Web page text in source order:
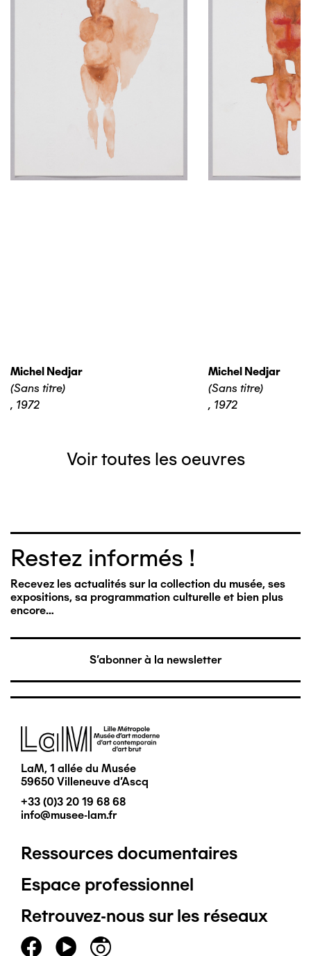
Michel Nedjar
(Sans titre)
, 1972
Michel Nedjar
(Sans titre)
, 1972
Voir toutes les oeuvres
Restez informés !
Recevez les actualités sur la collection du musée, ses
expositions, sa programmation culturelle et bien plus
encore…
S'abonner à la newsletter
Image
LaM, 1 allée du Musée
59650 Villeneuve d'Ascq
+33 (0)3 20 19 68 68
info@musee-lam.fr
Pied
de
page
Ressources documentaires
Espace professionnel
Retrouvez-nous sur les réseaux